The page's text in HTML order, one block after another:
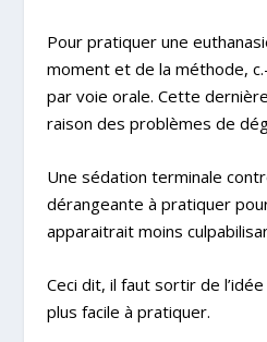
Pour pratiquer une
moment et de la méthode,
par voie orale. Cette
raison des problèmes de
Une sédation terminale
dérangeante à pratiquer
apparaitrait moins
Ceci dit, il faut sortir de
plus facile à pratiquer.